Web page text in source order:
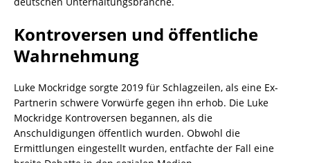
Kontroversen und öffentliche
Wahrnehmung
Luke Mockridge sorgte 2019 für Schlagzeilen, als eine Ex-
Partnerin schwere Vorwürfe gegen ihn erhob. Die Luke
Mockridge Kontroversen begannen, als die
Anschuldigungen öffentlich wurden. Obwohl die
Ermittlungen eingestellt wurden, entfachte der Fall eine